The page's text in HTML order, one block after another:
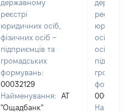
державному
реєстрі
юридичних осіб,
фізичних осіб –
підприємців та
громадських
формувань:
00032129
Найменування:
АТ
"Ощадбанк"
реєстрі
осіб,
осіб –